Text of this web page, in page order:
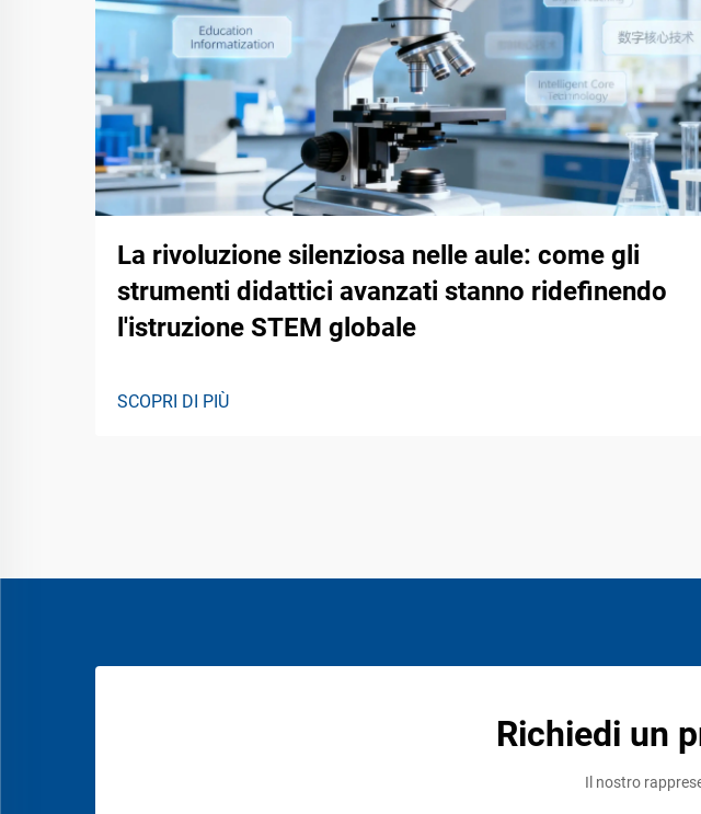
La rivoluzione silenziosa nelle aule: come gli
strumenti didattici avanzati stanno ridefinendo
l'istruzione STEM globale
SCOPRI DI PIÙ
Richiedi un
Il nostro